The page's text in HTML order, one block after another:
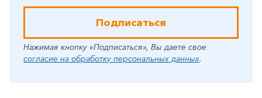
Подписаться
Нажимая кнопку «Подписаться», Вы даете свое
согласие на обработку персональных данных.